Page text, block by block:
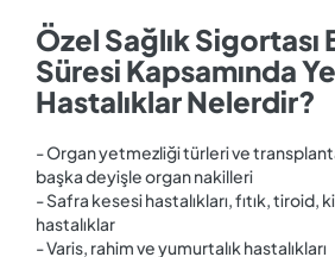
Özel Sağlık Sigortası
Süresi Kapsamında
Hastalıklar Nelerdir?
- Organ yetmezliği türleri ve
başka deyişle organ nakilleri
- Safra kesesi hastalıkları, fıtık, tiroid,
hastalıklar
- Varis, rahim ve yumurtalık hastalıkları